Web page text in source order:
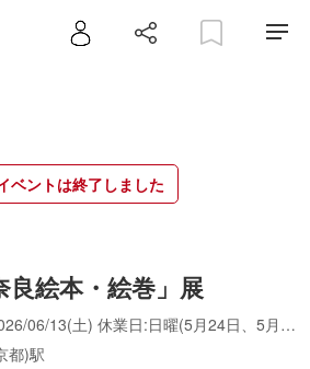
ベントは終了しました
良絵本・絵巻」展
2026/05/22(金) ～ 2026/06/13(土) 休業日:日曜(5月24日、5月31日、6月7日)。入場は17:00まで。
都)駅